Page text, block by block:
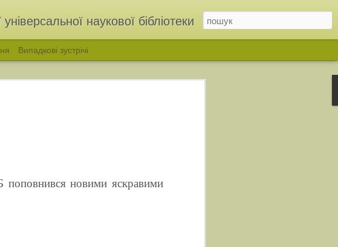
поповнився новими яскравими
наукової бібліотеки
Випадкові зустрічі